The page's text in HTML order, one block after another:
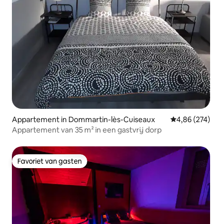
Appartement in Dommartin-lès-Cuiseaux Gemiddelde
4,86 (274)
Appartement van 35 m² in een gastvrij dorp
Favoriet van gasten
Favoriet van gasten